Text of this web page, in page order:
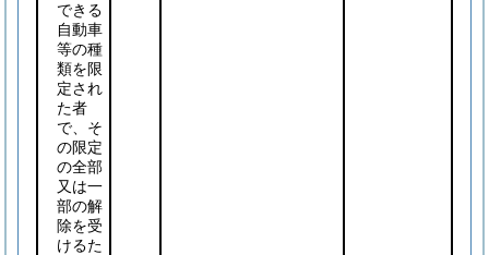
できる
自動車
等の種
類を限
定され
た者
で、そ
の限定
の全部
又は一
部の解
除を受
けるた